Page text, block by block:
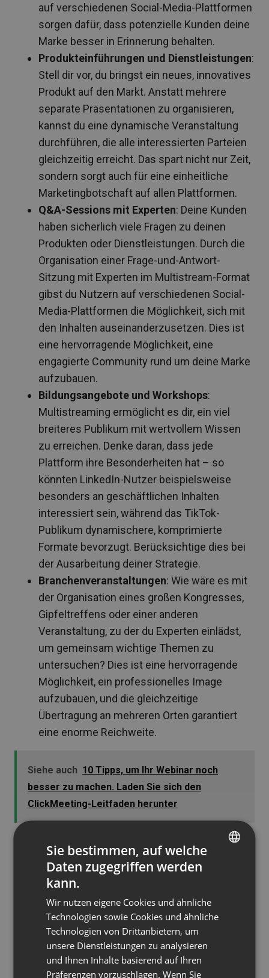
auf verschiedenen Social-Media-Plattformen
sorgen dafür, dass potenzielle Kunden deine
Marke besser in Erinnerung behalten.
Produkteinführungen und Dienstleistungen:
Stell dir vor, du bringst ein neues, innovatives
Produkt auf den Markt. Anstatt mehrere
separate Präsentationen zu organisieren,
kannst du eine dynamische Veranstaltung
durchführen, die alle interessierten Parteien
gleichzeitig erreicht. Das spart nicht nur Zeit,
sondern sorgt auch für eine einheitliche
Marketingbotschaft auf allen Plattformen.
Q&A-Sessions mit Experten: Deine Kunden
haben sicherlich viele Fragen zu deinen
Produkten oder Dienstleistungen. Durch die
Organisation einer Frage-und-Antwort-
Sitzung mit Experten im Multistream-Format
gibst du Nutzern auf verschiedenen Social-
Media-Plattformen die Möglichkeit, sich mit
den Inhalten auseinanderzusetzen. Dies ist
eine hervorragende Möglichkeit, eine
engagierte Community rund um deine Marke
aufzubauen.
Bildungsangebote und Workshops:
Multistreaming ermöglicht es dir, ein viel
breiteres Publikum mit wertvollem Wissen
zu erreichen. Denke daran, dass jede
Plattform ihre Besonderheiten hat – so
könnten LinkedIn-Nutzer beispielsweise
besonders an geschäftlichen Inhalten
interessiert sein, während das TikTok-
Publikum dynamischere, komprimierte
Formate bevorzugt. Berücksichtige dies bei
der Ausarbeitung deiner Strategie.
Branchenveranstaltungen: Wie wäre es mit
der Organisation eines großen Kongresses,
Gipfeltreffens oder einer anderen
Veranstaltung, zu der du Experten einlädst,
um gemeinsam wichtige Themen zu
untersuchen? Dies ist eine hervorragende
Möglichkeit, ein professionelles Image
aufzubauen, und die gleichzeitige
Übertragung an mehreren Orten garantiert
eine enorme Reichweite.
Siehe auch 10 Tipps, um Ihr Webinar noch
besser zu machen. Laden Sie sich den
ClickMeeting-Leitfaden herunter
Bewirb deine
kostenpflichtigen
Veranstaltungen und
verdiene mehr!
Webinare sind eine hervorragende Möglichkeit,
dein Wissen direkt zu monetarisieren. Und unsere
Experten sind wirklich Experten auf diesem
ENGLISH
GERMAN
POLISH
RUSSIAN
SPANISH
Sie bestimmen, auf welche
Daten zugegriffen werden
kann.
Wir nutzen eigene Cookies und ähnliche
Technologien sowie Cookies und ähnliche
Technologien von Drittanbietern, um
unsere Dienstleistungen zu analysieren
und Ihnen Inhalte basierend auf Ihren
Präferenzen vorzuschlagen. Wenn Sie